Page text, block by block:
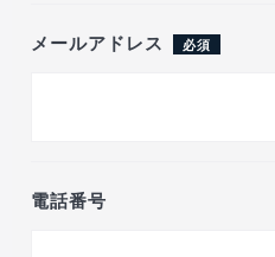
メールアドレス 必須
電話番号